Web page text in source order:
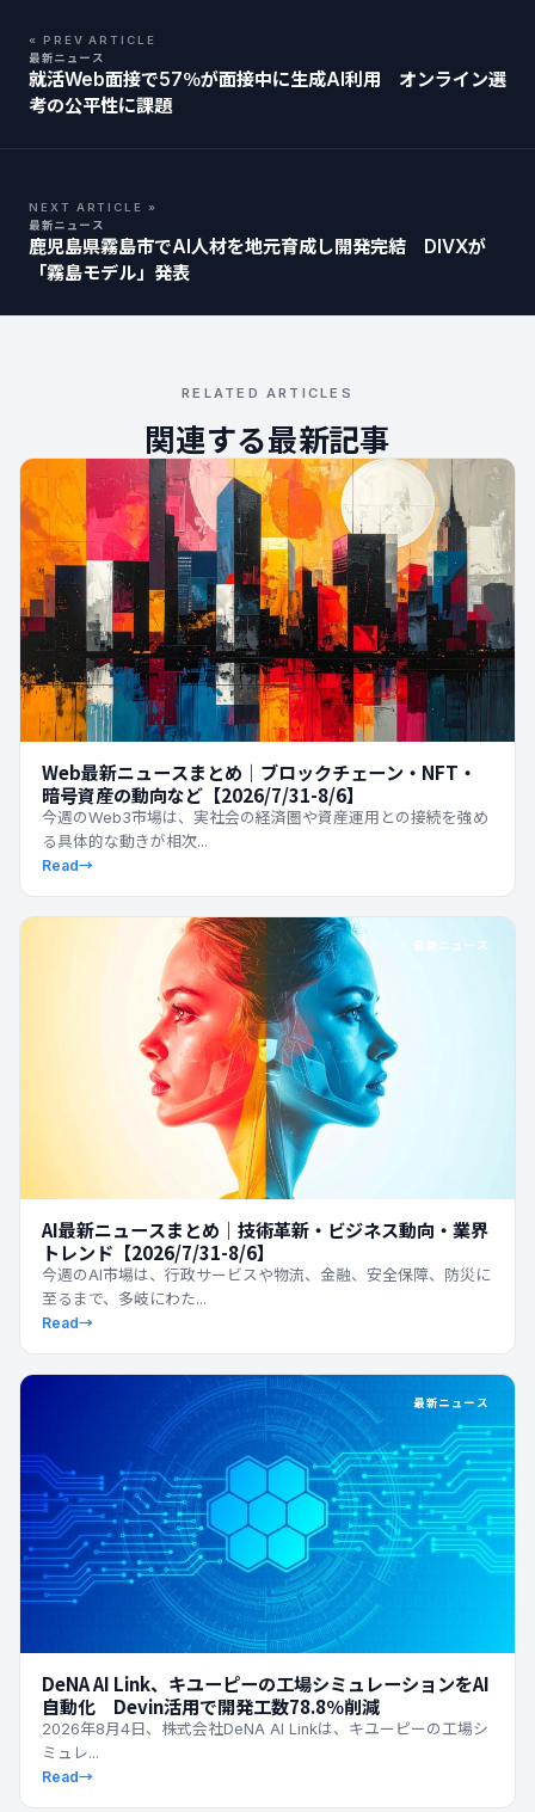
« PREV ARTICLE
最新ニュース
就活Web面接で57％が面接中に生成AI利用 オンライン選
考の公平性に課題
NEXT ARTICLE »
最新ニュース
鹿児島県霧島市でAI人材を地元育成し開発完結 DIVXが
「霧島モデル」発表
RELATED ARTICLES
関連する最新記事
Web最新ニュースまとめ｜ブロックチェーン・NFT・
暗号資産の動向など【2026/7/31-8/6】
今週のWeb3市場は、実社会の経済圏や資産運用との接続を強め
る具体的な動きが相次...
Read→
最新ニュース
AI最新ニュースまとめ｜技術革新・ビジネス動向・業界
トレンド【2026/7/31-8/6】
今週のAI市場は、行政サービスや物流、金融、安全保障、防災に
至るまで、多岐にわた...
Read→
最新ニュース
DeNA AI Link、キユーピーの工場シミュレーションをAI
自動化 Devin活用で開発工数78.8％削減
2026年8月4日、株式会社DeNA AI Linkは、キユーピーの工場シ
ミュレ...
Read→